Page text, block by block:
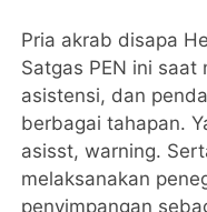
Pria akrab disapa
Satgas PEN ini saat
asistensi, dan
berbagai tahapan.
asisst, warning.
melaksanakan
penyimpangan